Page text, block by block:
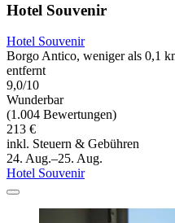
Hotel Souvenir
Hotel Souvenir
Borgo Antico, weniger als 0,1
entfernt
9,0/10
Wunderbar
(1.004 Bewertungen)
213 €
inkl. Steuern & Gebühren
24. Aug.–25. Aug.
Hotel Souvenir